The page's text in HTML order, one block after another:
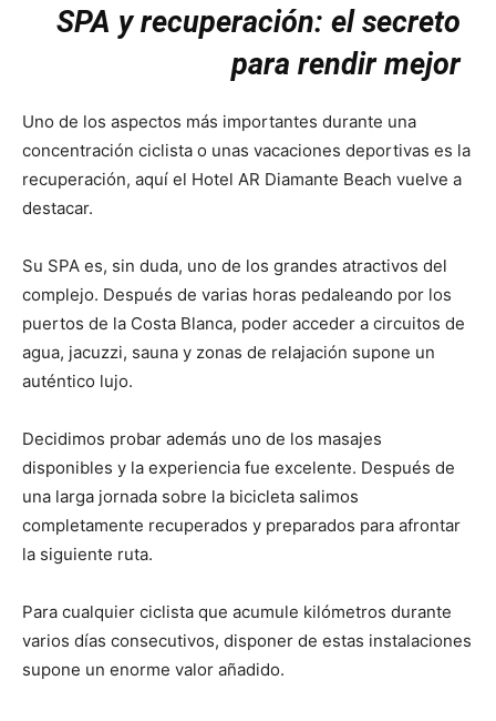
SPA y recuperación: el secreto
para rendir mejor
Uno de los aspectos más importantes durante una
concentración ciclista o unas vacaciones deportivas es la
recuperación, aquí el Hotel AR Diamante Beach vuelve a
destacar.
Su SPA es, sin duda, uno de los grandes atractivos del
complejo. Después de varias horas pedaleando por los
puertos de la Costa Blanca, poder acceder a circuitos de
agua, jacuzzi, sauna y zonas de relajación supone un
auténtico lujo.
Decidimos probar además uno de los masajes
disponibles y la experiencia fue excelente. Después de
una larga jornada sobre la bicicleta salimos
completamente recuperados y preparados para afrontar
la siguiente ruta.
Para cualquier ciclista que acumule kilómetros durante
varios días consecutivos, disponer de estas instalaciones
supone un enorme valor añadido.